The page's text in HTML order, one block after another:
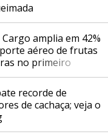
amplia em 42%
aéreo de frutas
no primeiro
recorde de
de cachaça; veja o